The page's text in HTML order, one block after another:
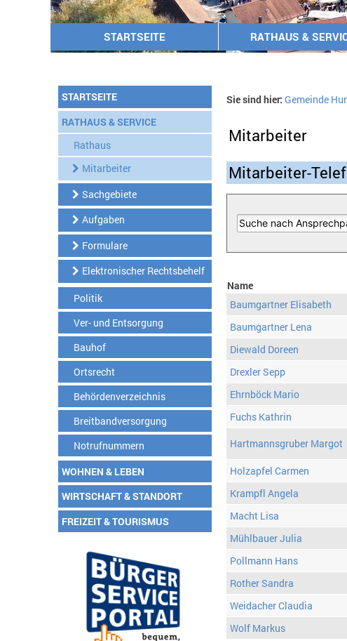
STARTSEITE RATHAUS &
STARTSEITE
RATHAUS & SERVICE
Rathaus
Mitarbeiter
Sachgebiete
Aufgaben
Formulare
Elektronischer Rechtsbehelf
Politik
Ver- und Entsorgung
Bauhof
Ortsrecht
Behördenverzeichnis
Breitbandversorgung
Notrufnummern
WOHNEN & LEBEN
WIRTSCHAFT & STANDORT
FREIZEIT & TOURISMUS
Sie sind hier: Gemeinde
Mitarbeiter
Mitarbeiter-
Name
Baumgartner Elisabeth
Baumgartner Lena
Diewald Doreen
Drexler Sepp
Ehrnböck Mario
Fuchs Kathrin
Hartmannsgruber Margot
Holzapfel Carmen
Krampfl Angela
Macht Lisa
Mühlbauer Julia
Pollmann Hans
Rother Sandra
Weidacher Claudia
Wolf Markus